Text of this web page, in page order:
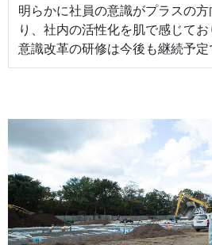
明らかに社員の意識がプラスの
り、社内の活性化を肌で感じてお
意識改革の研修は今後も継続予定